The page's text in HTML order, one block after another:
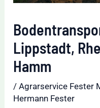
Lippstadt,
Hamm
/Agrarservice Fester
Hermann Fester